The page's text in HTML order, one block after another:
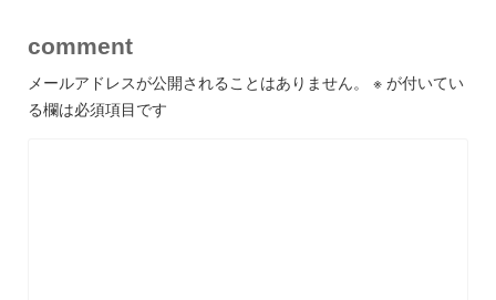
comment
メールアドレスが公開されることはありません。 ※ が付いてい
る欄は必須項目です